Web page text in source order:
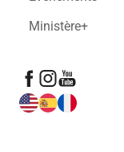
Ministère+